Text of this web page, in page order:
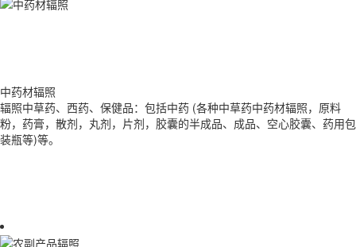
中药材辐照
辐照中草药、西药、保健品：包括中药 (各种中草药中药材辐照，原料
粉，药膏，散剂，丸剂，片剂，胶囊的半成品、成品、空心胶囊、药用包
装瓶等)等。